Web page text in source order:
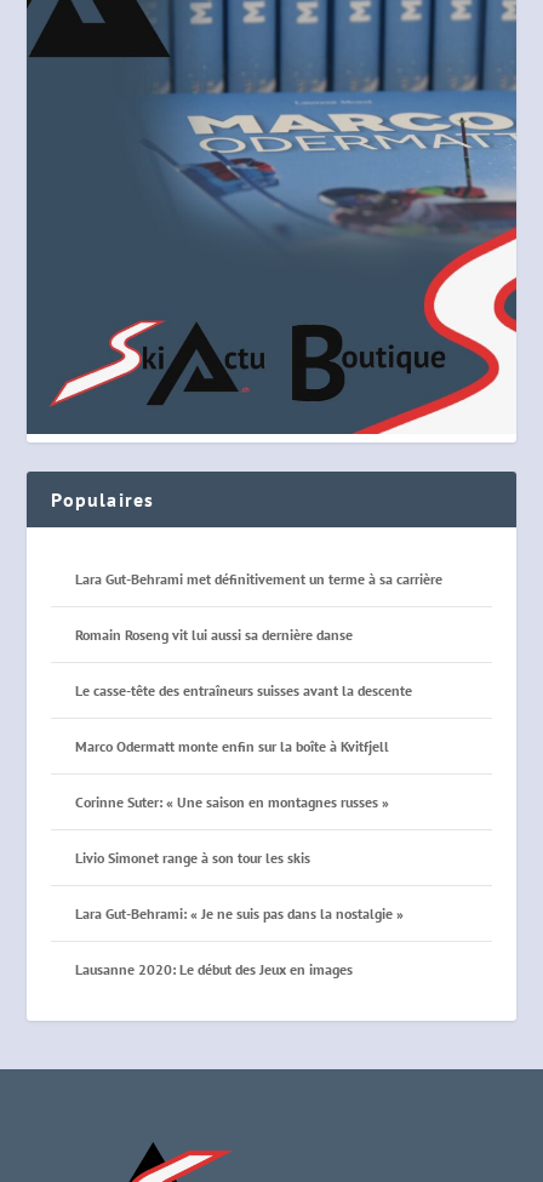
Populaires
Lara Gut-Behrami met définitivement un terme à sa carrière
Romain Roseng vit lui aussi sa dernière danse
Le casse-tête des entraîneurs suisses avant la descente
Marco Odermatt monte enfin sur la boîte à Kvitfjell
Corinne Suter: « Une saison en montagnes russes »
Livio Simonet range à son tour les skis
Lara Gut-Behrami: « Je ne suis pas dans la nostalgie »
Lausanne 2020: Le début des Jeux en images